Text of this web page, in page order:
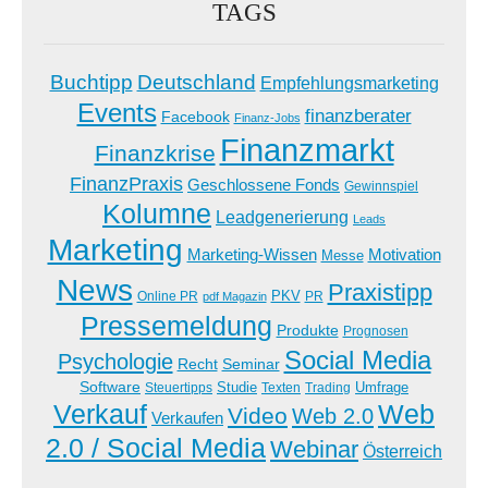
TAGS
Buchtipp Deutschland Empfehlungsmarketing
Events Facebook Finanz-Jobs finanzberater
Finanzkrise Finanzmarkt
FinanzPraxis Geschlossene Fonds Gewinnspiel
Kolumne Leadgenerierung Leads
Marketing Marketing-Wissen Messe Motivation
News Online PR pdf Magazin PKV PR Praxistipp
Pressemeldung Produkte Prognosen
Psychologie Recht Seminar Social Media
Software Steuertipps Studie Texten Trading Umfrage
Verkauf Verkaufen Video Web 2.0Web
2.0 / Social MediaWebinar Österreich